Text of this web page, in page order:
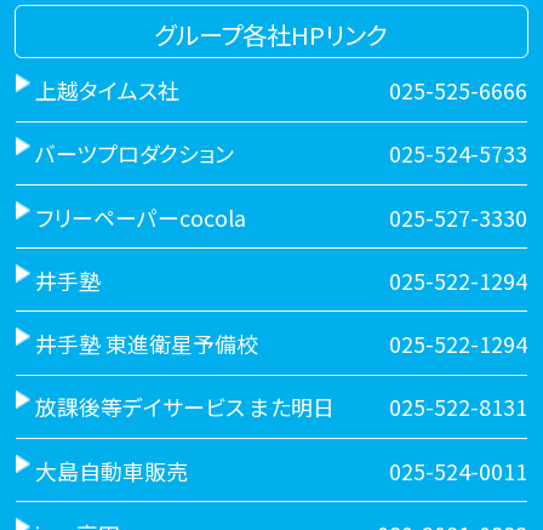
グループ各社HPリンク
上越タイムス社 025-525-6666
バーツプロダクション 025-524-5733
フリーペーパーcocola 025-527-3330
井手塾 025-522-1294
井手塾 東進衛星予備校 025-522-1294
放課後等デイサービス また明日 025-522-8131
大島自動車販売 025-524-0011